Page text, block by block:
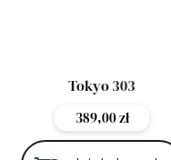
Tokyo 303
389,00zł